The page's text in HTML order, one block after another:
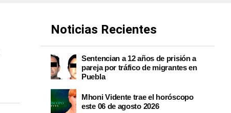
Noticias Recientes
Sentencian a 12 años de prisión a
pareja por tráfico de migrantes en
Puebla
Mhoni Vidente trae el horóscopo
este 06 de agosto 2026